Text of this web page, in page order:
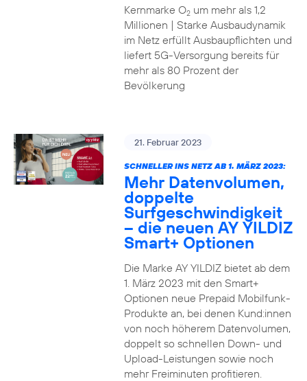
Kernmarke O2um mehr als 1,2
Millionen | Starke Ausbaudynamik
im Netz erfüllt Ausbaupflichten und
liefert 5G-Versorgung bereits für
mehr als 80 Prozent der
Bevölkerung
21. Februar 2023
SCHNELLER INS NETZ AB 1. MÄRZ 2023:
Mehr Datenvolumen,
doppelte
Surfgeschwindigkeit
– die neuen AY YILDIZ
Smart+ Optionen
Die Marke AY YILDIZ bietet ab dem
1. März 2023 mit den Smart+
Optionen neue Prepaid Mobilfunk-
Produkte an, bei denen Kund:innen
von noch höherem Datenvolumen,
doppelt so schnellen Down- und
Upload-Leistungen sowie noch
mehr Freiminuten profitieren.